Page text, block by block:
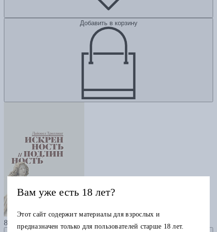
Добавить в корзину
Искренность и подлинность
845
Вам уже есть 18 лет?
Этот сайт содержит материалы для взрослых и
предназначен только для пользователей старше 18 лет.